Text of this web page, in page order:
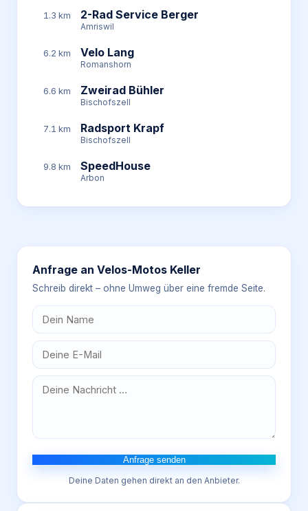
1.3 km 2-Rad Service Berger
Amriswil
6.2 km Velo Lang
Romanshorn
6.6 km Zweirad Bühler
Bischofszell
7.1 km Radsport Krapf
Bischofszell
9.8 km SpeedHouse
Arbon
Anfrage an Velos-Motos Keller
Schreib direkt – ohne Umweg über eine fremde Seite.
Anfrage senden
Deine Daten gehen direkt an den Anbieter.